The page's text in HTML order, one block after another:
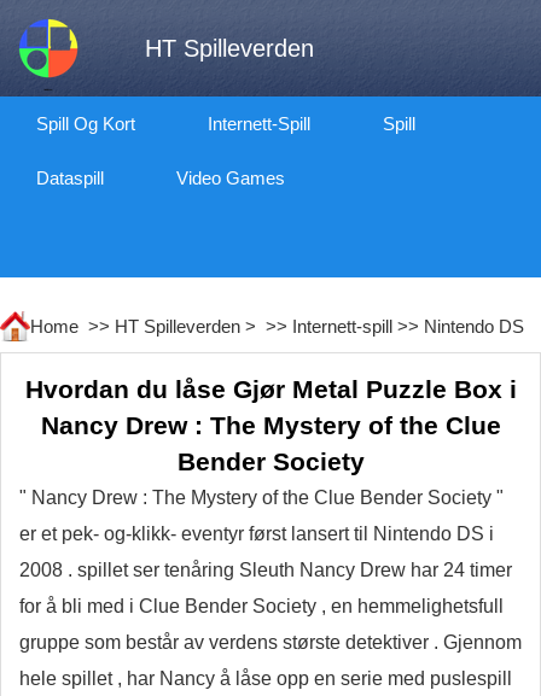
HT Spilleverden
Spill Og Kort Internett-Spill Spill
Dataspill Video Games
Home >> HT Spilleverden > >> Internett-spill >> Nintendo DS
Hvordan du låse Gjør Metal Puzzle Box i
Nancy Drew : The Mystery of the Clue
Bender Society
" Nancy Drew : The Mystery of the Clue Bender Society "
er et pek- og-klikk- eventyr først lansert til Nintendo DS i
2008 . spillet ser tenåring Sleuth Nancy Drew har 24 timer
for å bli med i Clue Bender Society , en hemmelighetsfull
gruppe som består av verdens største detektiver . Gjennom
hele spillet , har Nancy å låse opp en serie med puslespill